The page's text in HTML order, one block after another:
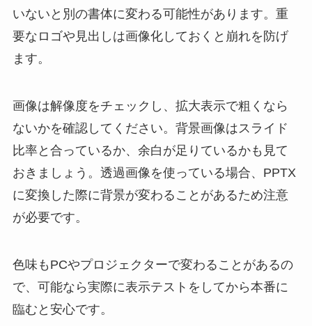
いないと別の書体に変わる可能性があります。重
要なロゴや見出しは画像化しておくと崩れを防げ
ます。
画像は解像度をチェックし、拡大表示で粗くなら
ないかを確認してください。背景画像はスライド
比率と合っているか、余白が足りているかも見て
おきましょう。透過画像を使っている場合、PPTX
に変換した際に背景が変わることがあるため注意
が必要です。
色味もPCやプロジェクターで変わることがあるの
で、可能なら実際に表示テストをしてから本番に
臨むと安心です。